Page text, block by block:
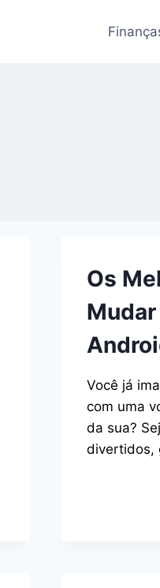
Os
Mudar
Você já
com uma
da sua?
divertidos,